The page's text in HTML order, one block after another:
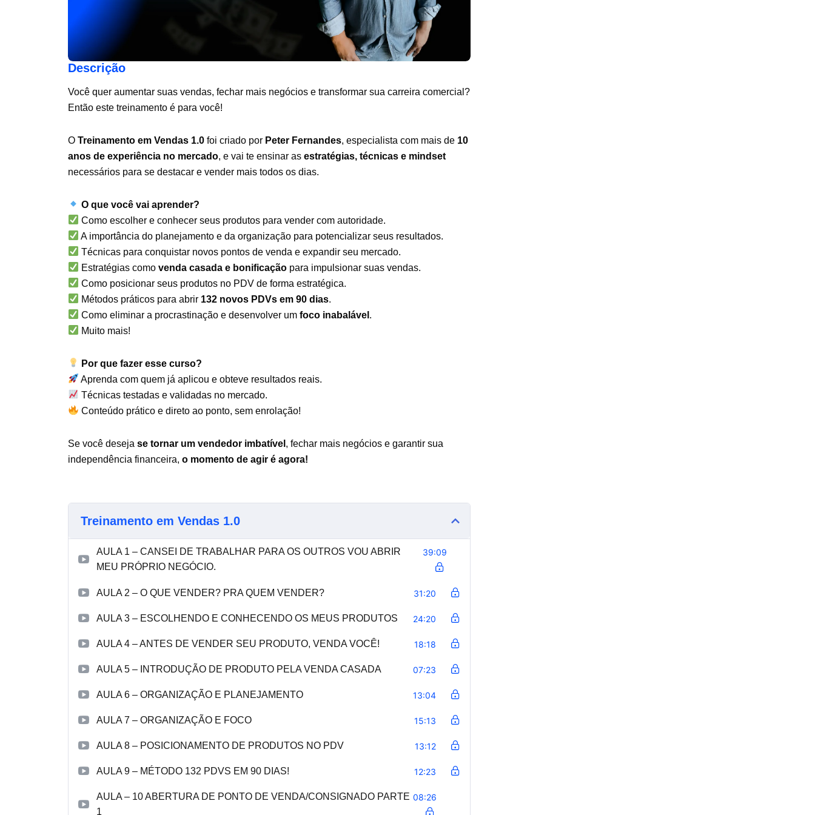
Descrição
Você quer aumentar suas vendas, fechar mais negócios e transformar sua carreira comercial?
Então este treinamento é para você!
O Treinamento em Vendas 1.0 foi criado por Peter Fernandes, especialista com mais de 10
anos de experiência no mercado, e vai te ensinar as estratégias, técnicas e mindset
necessários para se destacar e vender mais todos os dias.
O que você vai aprender?
Como escolher e conhecer seus produtos para vender com autoridade.
A importância do planejamento e da organização para potencializar seus resultados.
Técnicas para conquistar novos pontos de venda e expandir seu mercado.
Estratégias comovenda casada e bonificação para impulsionar suas vendas.
Como posicionar seus produtos no PDV de forma estratégica.
Métodos práticos para abrir 132 novos PDVs em 90 dias.
Como eliminar a procrastinação e desenvolver umfoco inabalável .
Muito mais!
Por que fazer esse curso?
Aprenda com quem já aplicou e obteve resultados reais.
Técnicas testadas e validadas no mercado.
Conteúdo prático e direto ao ponto, sem enrolação!
Se você deseja se tornar um vendedor imbatível , fechar mais negócios e garantir sua
independência financeira, o momento de agir é agora!
Treinamento em Vendas 1.0
AULA 1 – CANSEI DE TRABALHAR PARA OS OUTROS VOU ABRIR
MEU PRÓPRIO NEGÓCIO.
39:09
AULA 2 – O QUE VENDER? PRA QUEM VENDER? 31:20
AULA 3 – ESCOLHENDO E CONHECENDO OS MEUS PRODUTOS 24:20
AULA 4 – ANTES DE VENDER SEU PRODUTO, VENDA VOCÊ! 18:18
AULA 5 – INTRODUÇÃO DE PRODUTO PELA VENDA CASADA 07:23
AULA 6 – ORGANIZAÇÃO E PLANEJAMENTO 13:04
AULA 7 – ORGANIZAÇÃO E FOCO 15:13
AULA 8 – POSICIONAMENTO DE PRODUTOS NO PDV 13:12
AULA 9 – MÉTODO 132 PDVS EM 90 DIAS! 12:23
AULA – 10 ABERTURA DE PONTO DE VENDA/CONSIGNADO PARTE
1
08:26